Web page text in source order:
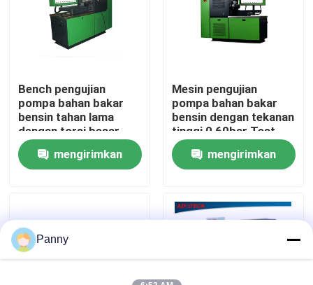
Tur Pabrik
Kontrol kualitas
Hubungi kami
Berita
Permintaan Penawaran
Common Rail Test Equipment
Bench pengujian
pompa bahan bakar
bensin tahan lama
dengan torsi besar
dan daya 11kW
mengirimkan
Mesin pengujian
pompa bahan bakar
bensin dengan tekanan
tinggi 0 60bar Test
medium Ready
mengirimkan
Panny